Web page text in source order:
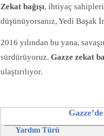
Zekat bağışı, ihtiyaç
düşünüyorsanız, Yedi Başak
2016 yılından bu yana,
sürdürüyoruz. Gazze zekat
ulaştırılıyor.
Yardım Türü